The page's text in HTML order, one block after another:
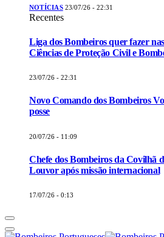
NOTÍCIAS 23/07/26 - 22:31
Recentes
Liga dos Bombeiros quer fazer
Ciências de Proteção Civil e
23/07/26 - 22:31
Novo Comando dos Bombeiros
posse
20/07/26 - 11:09
Chefe dos Bombeiros da Covilhã
Louvor após missão internacional
17/07/26 - 0:13